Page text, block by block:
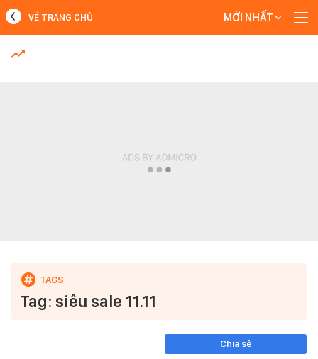
MỚI NHẤT
VỀ TRANG CHỦ MỚI NHẤT
Tag: siêu sale 11.11
Chia sẻ